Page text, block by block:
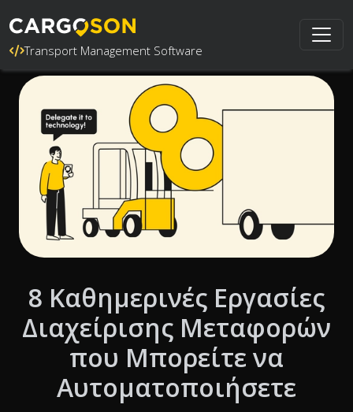
Transport Management Software
8 Καθημερινές Εργασίες
Διαχείρισης Μεταφορών
που Μπορείτε να
Αυτοματοποιήσετε